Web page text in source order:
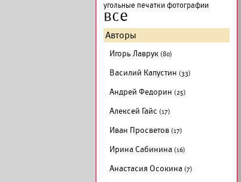
угольные печаткифотографии
все
Авторы
Игорь Лаврук (80)
Василий Капустин (33)
Андрей Федорин (25)
Алексей Гайс (17)
Иван Просветов (17)
Ирина Сабинина (16)
Анастасия Осокина (7)